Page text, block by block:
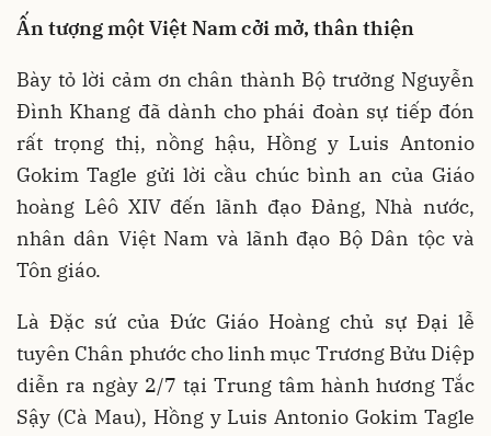
Ấn tượng một Việt Nam cởi mở, thân thiện
Bày tỏ lời cảm ơn chân thành Bộ trưởng Nguyễn
Đình Khang đã dành cho phái đoàn sự tiếp đón
rất trọng thị, nồng hậu, Hồng y Luis Antonio
Gokim Tagle gửi lời cầu chúc bình an của Giáo
hoàng Lêô XIV đến lãnh đạo Đảng, Nhà nước,
nhân dân Việt Nam và lãnh đạo Bộ Dân tộc và
Tôn giáo.
Là Đặc sứ của Đức Giáo Hoàng chủ sự Đại lễ
tuyên Chân phước cho linh mục Trương Bửu Diệp
diễn ra ngày 2/7 tại Trung tâm hành hương Tắc
Sậy (Cà Mau), Hồng y Luis Antonio Gokim Tagle